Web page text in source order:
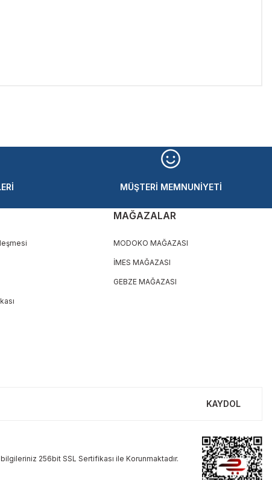
MÜŞTERİ MEMNUNİYETİ
MAĞAZALAR
MODOKO MAĞAZASI
İMES MAĞAZASI
GEBZE MAĞAZASI
KAYDOL
256bit SSL Sertifikası ile Korunmaktadır.